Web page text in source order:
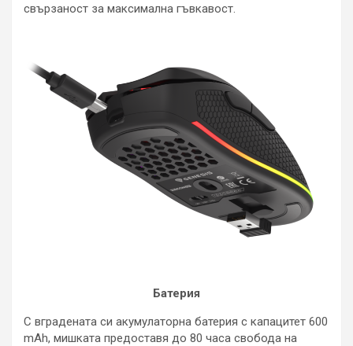
свързаност за максимална гъвкавост.
Батерия
С вградената си акумулаторна батерия с капацитет 600
mAh, мишката предоставя до 80 часа свобода на